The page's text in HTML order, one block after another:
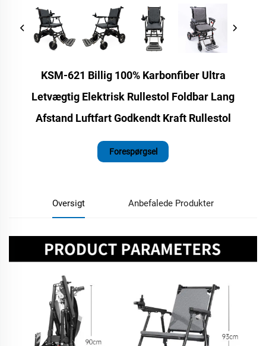
KSM-621 Billig 100% Karbonfiber Ultra
Letvægtig Elektrisk Rullestol Foldbar Lang
Afstand Luftfart Godkendt Kraft Rullestol
Forespørgsel
Oversigt Anbefalede Produkter